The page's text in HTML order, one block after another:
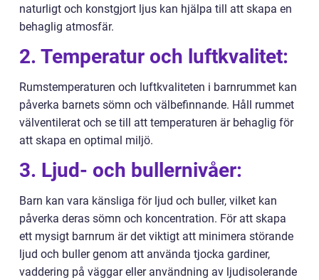
naturligt och konstgjort ljus kan hjälpa till att skapa en
behaglig atmosfär.
2. Temperatur och luftkvalitet:
Rumstemperaturen och luftkvaliteten i barnrummet kan
påverka barnets sömn och välbefinnande. Håll rummet
välventilerat och se till att temperaturen är behaglig för
att skapa en optimal miljö.
3. Ljud- och bullernivåer:
Barn kan vara känsliga för ljud och buller, vilket kan
påverka deras sömn och koncentration. För att skapa
ett mysigt barnrum är det viktigt att minimera störande
ljud och buller genom att använda tjocka gardiner,
vaddering på väggar eller användning av ljudisolerande